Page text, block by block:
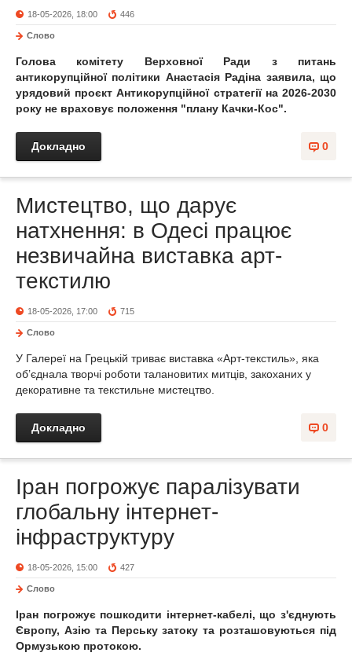
18-05-2026, 18:00 446
Слово
Голова комітету Верховної Ради з питань
антикорупційної політики Анастасія Радіна заявила, що
урядовий проєкт Антикорупційної стратегії на 2026-2030
року не враховує положення "плану Качки-Кос".
0
Докладно
Мистецтво, що дарує
натхнення: в Одесі працює
незвичайна виставка арт-
текстилю
18-05-2026, 17:00 715
Слово
У Галереї на Грецькій триває виставка «Арт-текстиль», яка
об’єднала творчі роботи талановитих митців, закоханих у
декоративне та текстильне мистецтво.
0
Докладно
Іран погрожує паралізувати
глобальну інтернет-
інфраструктуру
18-05-2026, 15:00 427
Слово
Іран погрожує пошкодити інтернет-кабелі, що з'єднують
Європу, Азію та Перську затоку та розташовуються під
Ормузькою протокою.